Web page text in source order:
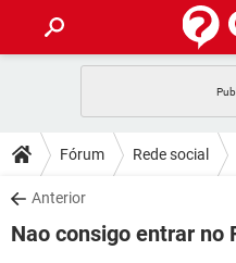
CELULAR
OUTLOOK
INSTAGRAM
DICAS
JOGOS
DOWNLOADS
JOGOS
Fórum Rede social
Anterior
Nao consigo entrar no